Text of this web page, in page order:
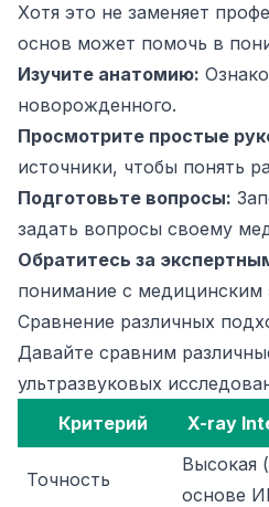
Хотя это не заменяет
основ может помочь в
Изучите анатомию:
новорожденного.
Просмотрите простые
источники, чтобы понять
Подготовьте вопросы:
задать вопросы своему
Обратитесь за
понимание с медицинским
Сравнение различных
Давайте сравним
ультразвуковых
Критерий
X-ray
Точность
Высокая
основе